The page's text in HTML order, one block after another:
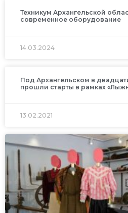
Техникум Архангельской
современное оборудование
14.03.2024
Под Архангельском в
прошли старты в рамках
13.02.2021